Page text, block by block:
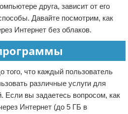
друга, зависит от его
Давайте посмотрим, как
Интернет без облаков.
того, что каждый пользователь
различные услуги для
Если вы задаетесь вопросом, как
Интернет (до 5 ГБ в